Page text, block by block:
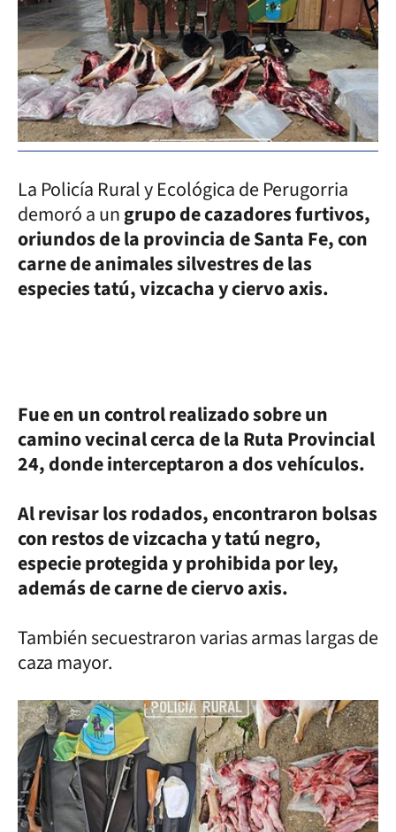
La Policía Rural y Ecológica de Perugorria
demoró a ungrupo de cazadores furtivos,
oriundos de la provincia de Santa Fe, con
carne de animales silvestres de las
especies tatú, vizcacha y ciervo axis.
Fue en un control realizado sobre un
camino vecinal cerca de la Ruta Provincial
24, donde interceptaron a dos vehículos.
Al revisar los rodados, encontraron bolsas
con restos de vizcacha y tatú negro,
especie protegida y prohibida por ley,
además de carne de ciervo axis.
También secuestraron varias armas largas de
caza mayor.